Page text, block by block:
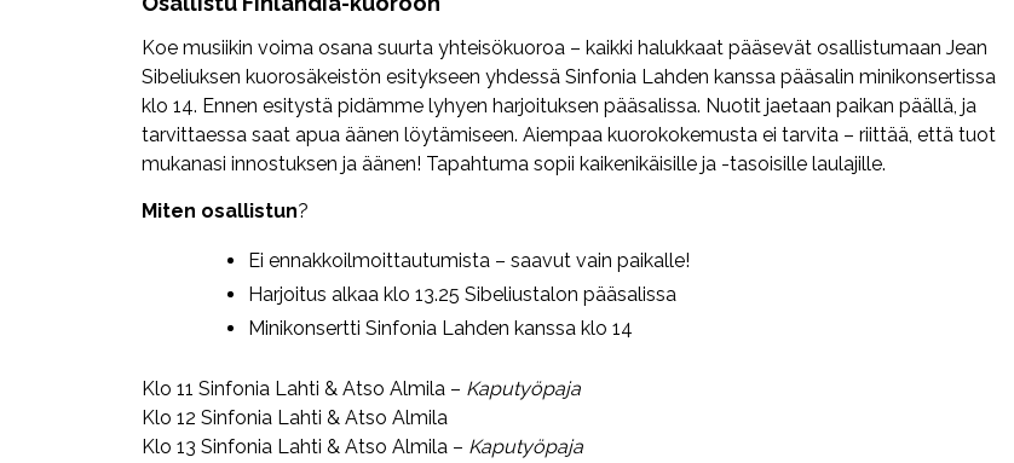
Koe musiikin voima osana suurta yhteisökuoroa – kaikki halukkaat pääsevät osallistumaan Jean
Sibeliuksen kuorosäkeistön esitykseen yhdessä Sinfonia Lahden kanssa pääsalin minikonsertissa
klo 14. Ennen esitystä pidämme lyhyen harjoituksen pääsalissa. Nuotit jaetaan paikan päällä, ja
tarvittaessa saat apua äänen löytämiseen. Aiempaa kuorokokemusta ei tarvita – riittää, että tuot
mukanasi innostuksen ja äänen! Tapahtuma sopii kaikenikäisille ja -tasoisille laulajille.
Miten osallistun?
Ei ennakkoilmoittautumista – saavut vain paikalle!
Harjoitus alkaa klo 13.25 Sibeliustalon pääsalissa
Minikonsertti Sinfonia Lahden kanssa klo 14
Klo 11 Sinfonia Lahti & Atso Almila – Kaputyöpaja
Klo 12 Sinfonia Lahti & Atso Almila
Klo 13 Sinfonia Lahti & Atso Almila – Kaputyöpaja